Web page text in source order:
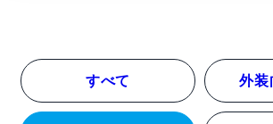
すべて 外装